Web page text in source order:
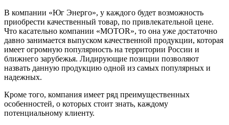
В компании «Юг Энерго», у каждого будет возможность
приобрести качественный товар, по привлекательной цене.
Что касательно компании «MOTOR», то она уже достаточно
давно занимается выпуском качественной продукции, которая
имеет огромную популярность на территории России и
ближнего зарубежья. Лидирующие позиции позволяют
назвать данную продукцию одной из самых популярных и
надежных.
Кроме того, компания имеет ряд преимущественных
особенностей, о которых стоит знать, каждому
потенциальному клиенту.